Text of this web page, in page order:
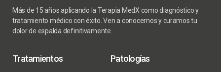
Más de 15 años aplicando la Terapia MedX como diagnóstico y
tratamiento médico con éxito. Ven a conocernos y curamos tu
dolor de espalda definitivamente.
Tratamientos Patologías